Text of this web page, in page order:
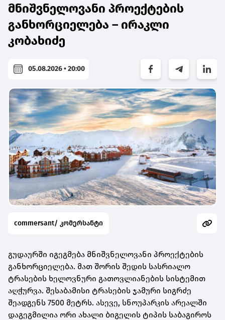
მნიშვნელოვანი პროექტების
განხორციელება – ირაკლი
კობახიძე
05.08.2026 • 20:00
commersant/ კომერსანტი
გუდაურში იგეგმება მნიშვნელოვანი პროექტების
განხორციელება. მათ შორის შედის სასრიალო
ტრასების ხელოვნური გათოვლიანების სისტემით
აღჭურვა. შესაბამისი ტრასების ჯამური სიგრძე
შეადგენს 7500 მეტრს. ასევე, სნოუპარკის არეალში
დაგეგმილია ორი ახალი ბიგელის ტიპის საბაგიროს